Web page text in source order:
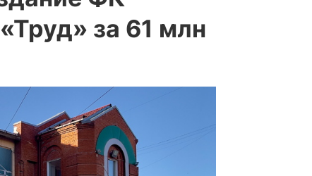
за 61 млн